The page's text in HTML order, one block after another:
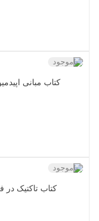
کتاب مبانی
ناموجود
کتاب تاکتیک در
ناموجود